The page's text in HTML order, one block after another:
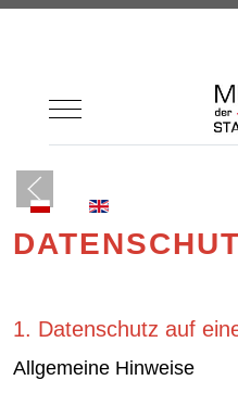
Mobile Menu Toggle
Sprache auswählen
1. Datenschutz auf
Allgemeine Hinweise